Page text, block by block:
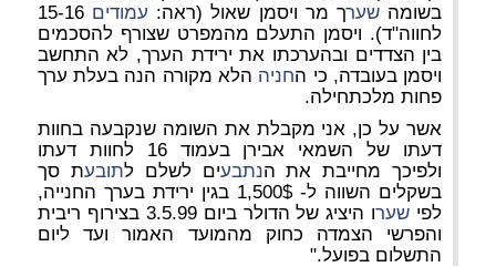
בשומה שערך מר ויסמן שאול (ראה: עמודים 15-16
לחווה"ד). ויסמן התעלם מהמפרט שצורף להסכמים
בין הצדדים ובהערכתו את ירידת הערך, לא התחשב
ויסמן בעובדה, כי החניה הלא מקורה הנה בעלת ערך
פחות מלכתחילה.
אשר על כן, אני מקבלת את השומה שנקבעה בחוות
דעתו של השמאי אבירן בעמוד 16 לחוות דעתו
ולפיכך מחייבת את הנתבעים לשלם לתובעת סך
בשקלים השווה ל- 1,500$ בגין ירידת בערך החנייה,
לפי שער
ו היציג של הדולר ביום 3.5.99 בצירוף ריבית
והפרשי הצמדה כחוק מהמועד האמור ועד ליום
התשלום בפועל."